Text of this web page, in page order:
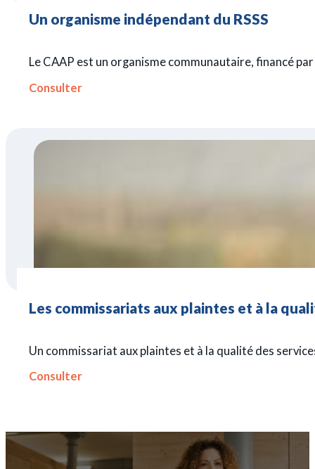
Un organisme indépendant du RSSS
Le CAAP est un organisme communautaire, financé
Consulter
Les commissariats aux plaintes et à la
Un commissariat aux plaintes et à la qualité des
Consulter